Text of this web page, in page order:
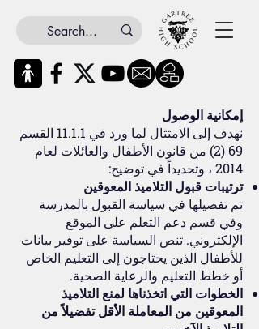
إمكانية الوصول
نهدف إلى الامتثال لما ورد في 11.1.1 القسم
69 (2) من قانون الأطفال والعائلات لعام
2014 ، وتحديداً في توضيح:
ترتيبات قبول التلاميذ المعوقين
تم تفصيلها في سياسة القبول بالمدرسة
وفي قسم دعم التعلم على الموقع
الإلكتروني. تنص السياسة على توفير بيانات
للأطفال الذين يحتاجون إلى التعليم الخاص
أو خطط التعليم والرعاية الصحية.
الخطوات التي اتخذناها لمنع التلاميذ
المعوقين من المعاملة الأقل تفضيلاً من